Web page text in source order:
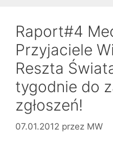
Raport#4
Przyjaciele
Reszta
tygodnie do
zgłoszeń!
07.01.2012 przez MW